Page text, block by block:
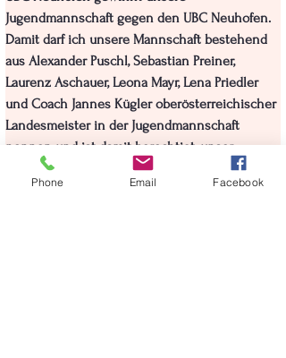
Jugendmannschaft gegen den UBC Neuhofen.
Damit darf ich unsere Mannschaft bestehend
aus Alexander Puschl, Sebastian Preiner,
Laurenz Aschauer, Leona Mayr, Lena Priedler
und Coach Jannes Kügler oberösterreichischer
Landesmeister in der Jugendmannschaft
nennen und ist damit berechtigt, unser
Bundesland bei den Staatsmeisterschaften zu
vertreten. Herzliche Gratulation!
Phone Email Facebook